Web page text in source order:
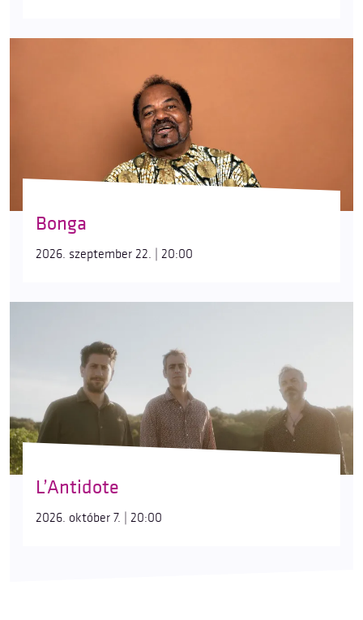
Bonga
2026. szeptember 22. | 20:00
L’Antidote
2026. október 7. | 20:00